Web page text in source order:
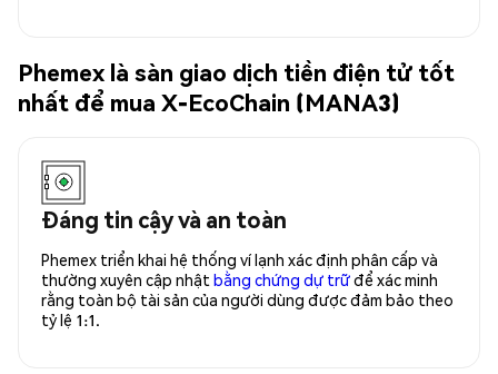
Phemex là sàn giao dịch tiền điện tử tốt
nhất để mua X-EcoChain (MANA3)
Đáng tin cậy và an toàn
Phemex triển khai hệ thống ví lạnh xác định phân cấp và
thường xuyên cập nhật bằng chứng dự trữđể xác minh
rằng toàn bộ tài sản của người dùng được đảm bảo theo
tỷ lệ 1:1.